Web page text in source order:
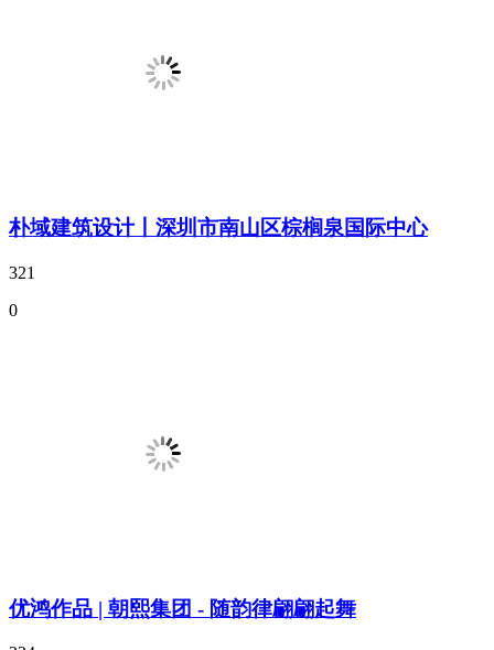
朴域建筑设计丨深圳市南山区棕榈泉国际中心
321
0
优鸿作品 | 朝熙集团 - 随韵律翩翩起舞